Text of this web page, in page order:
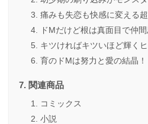
痛みも失恋も快感に変える
ドMだけど根は真面目で仲
キツければキツいほど輝くヒ
育のドMは努力と愛の結晶！
関連商品
コミックス
小説